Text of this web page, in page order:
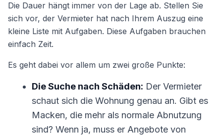
Die Dauer hängt immer von der Lage ab. Stellen Sie
sich vor, der Vermieter hat nach Ihrem Auszug eine
kleine Liste mit Aufgaben. Diese Aufgaben brauchen
einfach Zeit.
Es geht dabei vor allem um zwei große Punkte:
Die Suche nach Schäden: Der Vermieter
schaut sich die Wohnung genau an. Gibt es
Macken, die mehr als normale Abnutzung
sind? Wenn ja, muss er Angebote von